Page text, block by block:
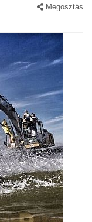
Megosztás